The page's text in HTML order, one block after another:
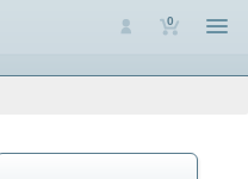
0
Auswahl
Themen